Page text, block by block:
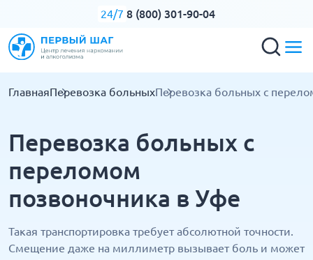
24/7 8 (800) 301-90-04
ГлавнаяПеревозка больныхПеревозка больных с
Перевозка больных с
переломом
позвоночника в Уфе
Такая транспортировка требует абсолютной точности.
Смещение даже на миллиметр вызывает боль и может